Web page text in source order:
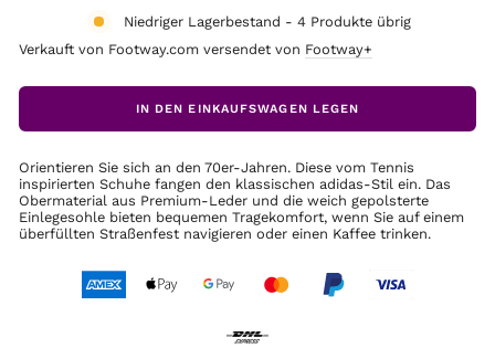
Niedriger Lagerbestand - 4 Produkte übrig
Verkauft von Footway.com versendet von Footway+
IN DEN EINKAUFSWAGEN LEGEN
Orientieren Sie sich an den 70er-Jahren. Diese vom Tennis
inspirierten Schuhe fangen den klassischen adidas-Stil ein. Das
Obermaterial aus Premium-Leder und die weich gepolsterte
Einlegesohle bieten bequemen Tragekomfort, wenn Sie auf einem
überfüllten Straßenfest navigieren oder einen Kaffee trinken.